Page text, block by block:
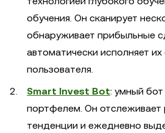
обучения. Он сканирует
обнаруживает прибыльные
автоматически исполняет
пользователя.
Smart Invest Bot: умный
портфелем. Он отслеживает
тенденции и ежедневно